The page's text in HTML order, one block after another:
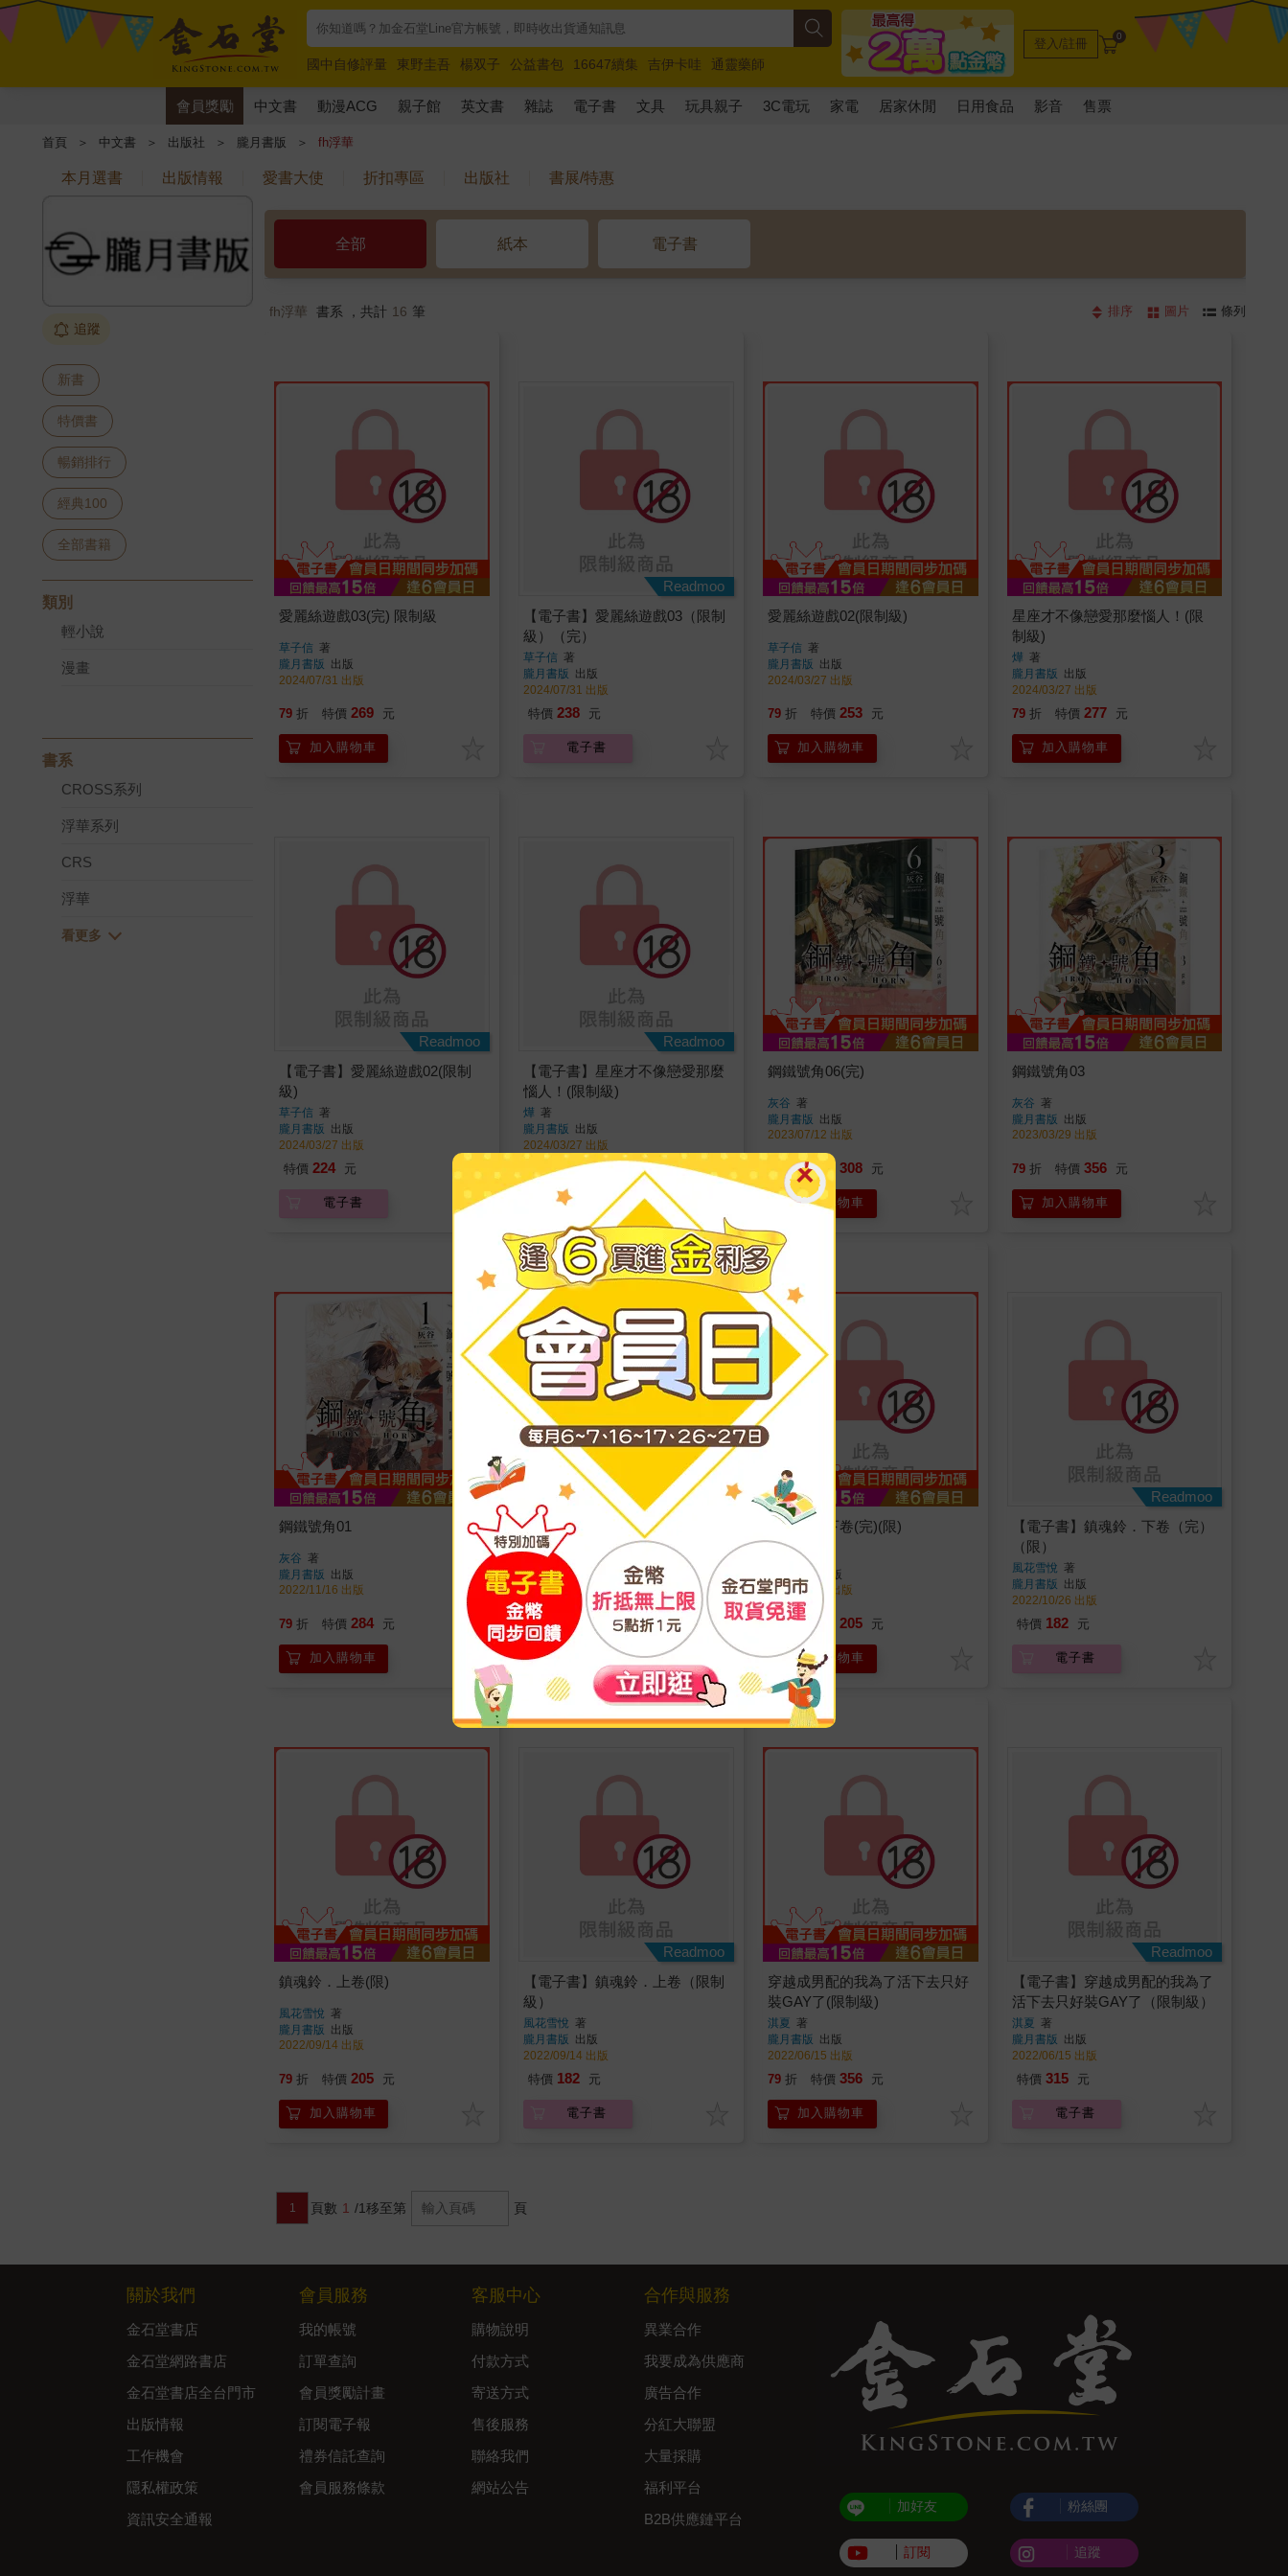
國中自修評量 東野圭吾 楊双子 公益書包 16647續集 吉伊卡哇
通靈藥師
唯紅花綻放
奧德賽 路邊攤新作 馬斯克 玩具總動員5 超慢跑
登入/註冊 0
會員獎勵 中文書 動漫ACG 親子館 英文書 雜誌 電子書 文具 玩具親子 3C電玩 家電 居家休閒 日用食品 影音 售票
首頁 ＞ 中文書 ＞ 出版社 ＞ 朧月書版 ＞ fh浮華
本月選書 出版情報 愛書大使 折扣專區 出版社 書展/特惠
追蹤
新書
特價書
暢銷排行
經典100
全部書籍
類別
輕小說
漫畫
書系
CROSS系列
浮華系列
CRS
浮華
全部 紙本 電子書
fh浮華 書系 ，共計 16 筆 排序 圖片 條列
愛麗絲遊戲03(完) 限制級
草子信 著
朧月書版
出版
2024/07/31 出版
79 折 特價 269 元
加入購物車
Readmoo
【電子書】愛麗絲遊戲03（限制
級）（完）
草子信著
朧月書版
出版
2024/07/31 出版
特價 238 元
電子書
愛麗絲遊戲02(限制級)
草子信著
朧月書版
出版
2024/03/27 出版
79 折 特價 253 元
加入購物車
星座才不像戀愛那麼惱人！(限
制級)
燁 著
朧月書版
出版
2024/03/27 出版
79 折 特價 277 元
加入購物車
Readmoo
【電子書】愛麗絲遊戲02(限制
級)
草子信 著
朧月書版
出版
2024/03/27 出版
特價 224 元
電子書
Readmoo
【電子書】星座才不像戀愛那麼
惱人！(限制級)
燁 著
朧月書版
出版
2024/03/27 出版
特價 245 元
電子書
鋼鐵號角06(完)
灰谷 著
朧月書版
出版
2023/07/12 出版
79 折 特價 308 元
加入購物車
鋼鐵號角03
灰谷 著
朧月書版
出版
2023/03/29 出版
79 折 特價 356 元
加入購物車
鋼鐵號角01
灰谷 著
朧月書版
出版
2022/11/16 出版
79 折 特價 284 元
加入購物車
合約夫夫(上下不分售) (限)
愛看天著
朧月書版出版
2022/10/26 出版
79 折 特價 514 元
加入購物車
鎮魂鈴．下卷(完)(限)
風花雪悅
朧月書版出版
2022/10/26 出版
79 折 特價 205 元
加入購物車
Readmoo
【電子書】鎮魂鈴．下卷（完）
（限）
風花雪悅 著
朧月書版
出版
2022/10/26 出版
特價 182 元
電子書
鎮魂鈴．上卷(限)
風花雪悅 著
朧月書版
出版
2022/09/14 出版
79 折 特價 205 元
加入購物車
Readmoo
【電子書】鎮魂鈴．上卷（限制
級）
風花雪悅 著
朧月書版
出版
2022/09/14 出版
特價 182 元
電子書
穿越成男配的我為了活下去只好
裝GAY了(限制級)
淇夏 著
朧月書版
出版
2022/06/15 出版
79 折 特價 356 元
加入購物車
Readmoo
【電子書】穿越成男配的我為了
活下去只好裝GAY了（限制級）
淇夏 著
朧月書版
出版
2022/06/15 出版
特價 315 元
電子書
1 頁數 1 /1移至第 頁
關於我們
金石堂書店
金石堂網路書店
金石堂書店全台門市
出版情報
工作機會
隱私權政策
資訊安全通報
會員服務
我的帳號
訂單查詢
會員獎勵計畫
訂閱電子報
禮券信託查詢
會員服務條款
客服中心
購物說明
付款方式
寄送方式
售後服務
聯絡我們
網站公告
合作與服務
異業合作
我要成為供應商
廣告合作
分紅大聯盟
大量採購
福利平台
B2B供應鏈平台
加好友
訂閱
粉絲團
追蹤